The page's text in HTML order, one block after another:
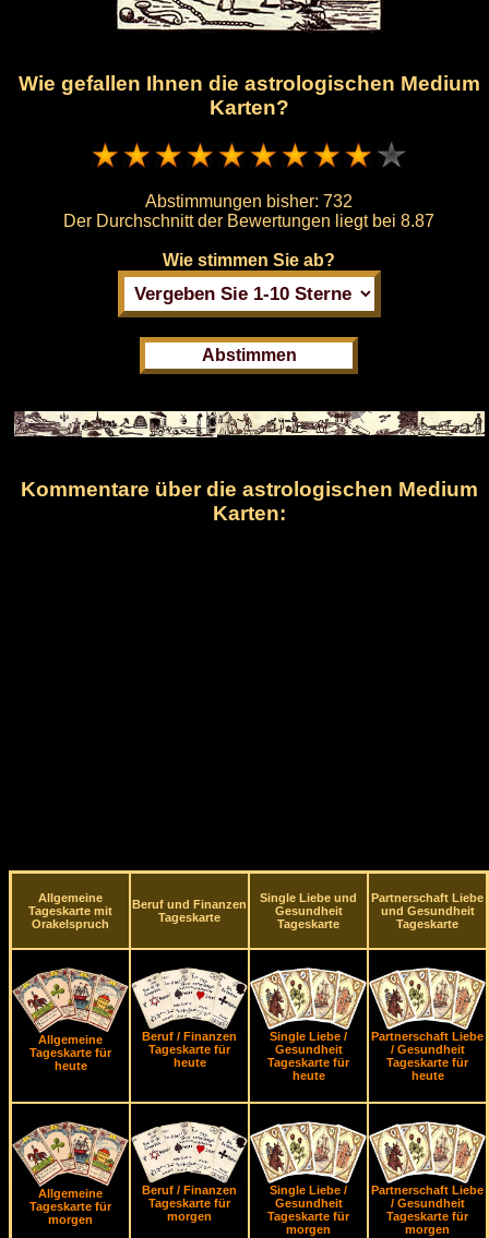
Wie gefallen Ihnen die astrologischen Medium
Karten?
Abstimmungen bisher: 732
Der Durchschnitt der Bewertungen liegt bei 8.87
Wie stimmen Sie ab?
Kommentare über die astrologischen Medium
Karten:
Allgemeine
Tageskarte mit
Orakelspruch
Beruf und Finanzen
Tageskarte
Single Liebe und
Gesundheit
Tageskarte
Partnerschaft Liebe
und Gesundheit
Tageskarte
Allgemeine
Tageskarte für
heute
Beruf / Finanzen
Tageskarte für
heute
Single Liebe /
Gesundheit
Tageskarte für
heute
Partnerschaft Liebe
/ Gesundheit
Tageskarte für
heute
Allgemeine
Tageskarte für
morgen
Beruf / Finanzen
Tageskarte für
morgen
Single Liebe /
Gesundheit
Tageskarte für
morgen
Partnerschaft Liebe
/ Gesundheit
Tageskarte für
morgen